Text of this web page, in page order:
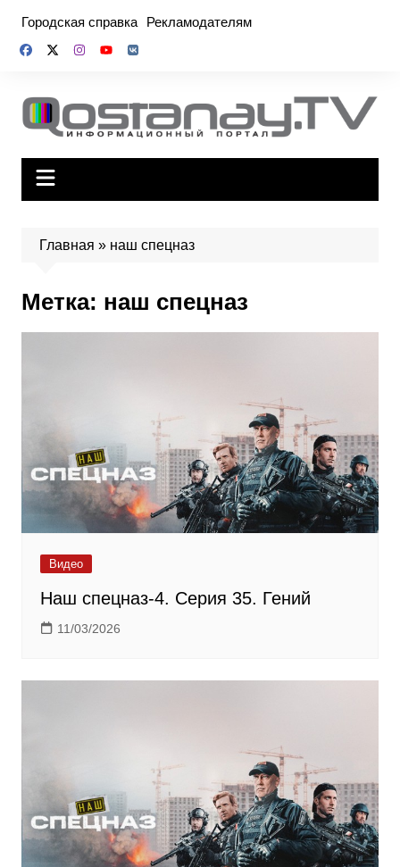
содержимому
Городская справка Рекламодателям
Главная » наш спецназ
Метка: наш спецназ
Видео
Наш спецназ-4. Серия 35. Гений
11/03/2026